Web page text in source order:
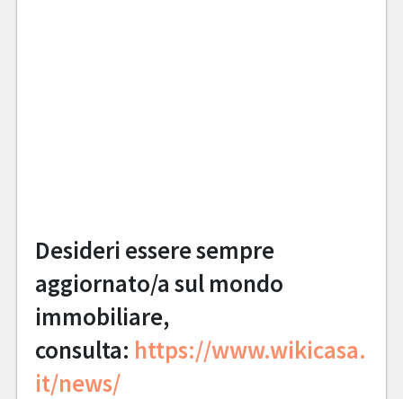
Desideri essere sempre
aggiornato/a sul mondo
immobiliare,
consulta: https://www.wikicasa.
it/news/